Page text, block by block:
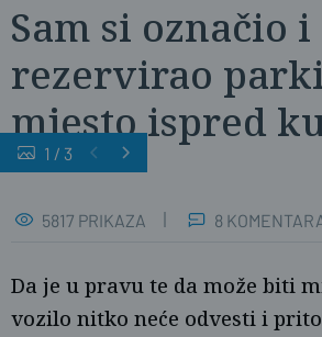
Sam si označio i
rezervirao
mjesto ispred
1 / 3
5817 PRIKAZA 8
Da je u pravu te da može biti
vozilo nitko neće odvesti i